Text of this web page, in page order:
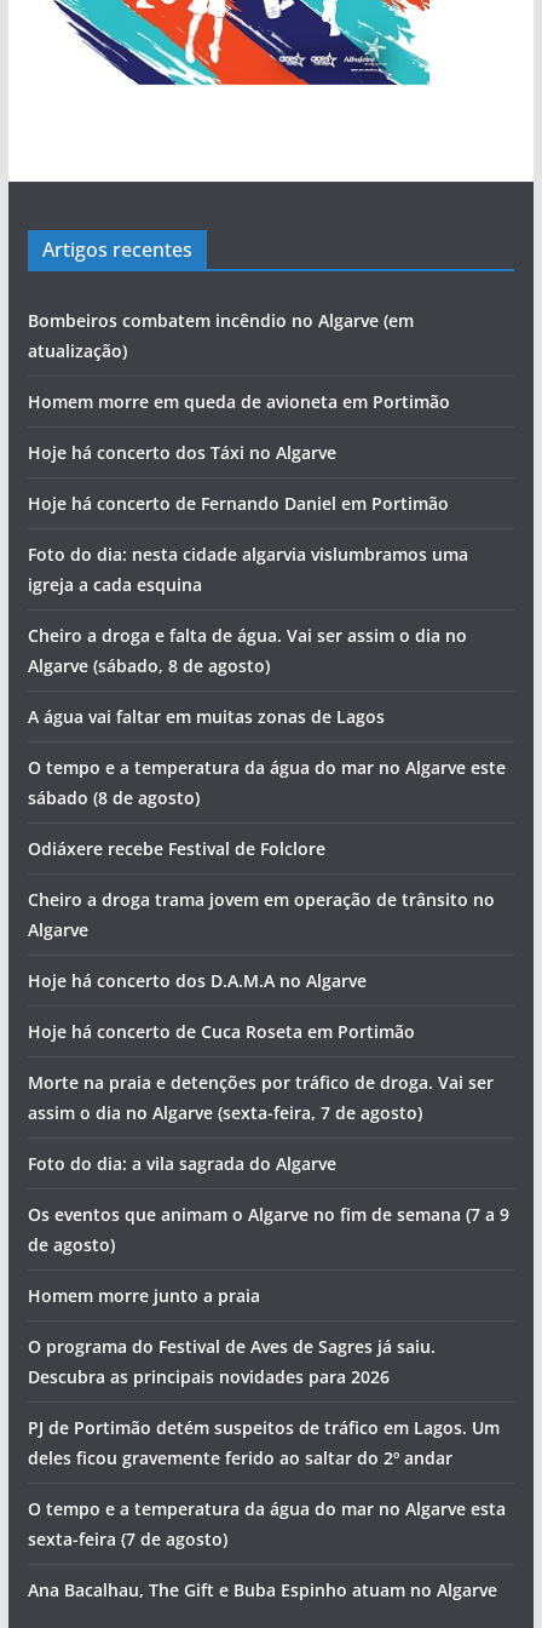
Artigos recentes
Bombeiros combatem incêndio no Algarve (em
atualização)
Homem morre em queda de avioneta em Portimão
Hoje há concerto dos Táxi no Algarve
Hoje há concerto de Fernando Daniel em Portimão
Foto do dia: nesta cidade algarvia vislumbramos uma
igreja a cada esquina
Cheiro a droga e falta de água. Vai ser assim o dia no
Algarve (sábado, 8 de agosto)
A água vai faltar em muitas zonas de Lagos
O tempo e a temperatura da água do mar no Algarve este
sábado (8 de agosto)
Odiáxere recebe Festival de Folclore
Cheiro a droga trama jovem em operação de trânsito no
Algarve
Hoje há concerto dos D.A.M.A no Algarve
Hoje há concerto de Cuca Roseta em Portimão
Morte na praia e detenções por tráfico de droga. Vai ser
assim o dia no Algarve (sexta-feira, 7 de agosto)
Foto do dia: a vila sagrada do Algarve
Os eventos que animam o Algarve no fim de semana (7 a 9
de agosto)
Homem morre junto a praia
O programa do Festival de Aves de Sagres já saiu.
Descubra as principais novidades para 2026
PJ de Portimão detém suspeitos de tráfico em Lagos. Um
deles ficou gravemente ferido ao saltar do 2º andar
O tempo e a temperatura da água do mar no Algarve esta
sexta-feira (7 de agosto)
Ana Bacalhau, The Gift e Buba Espinho atuam no Algarve